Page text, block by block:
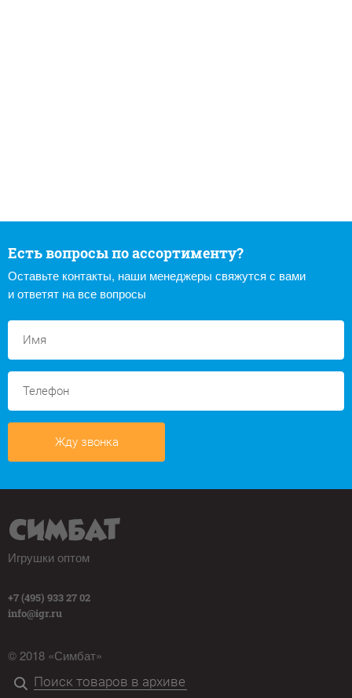
Есть вопросы по ассортименту?
Оставьте контакты, наши менеджеры свяжутся с вами
и ответят на все вопросы
Жду звонка
Игрушки оптом
+7 (495) 933 27 02
info@igr.ru
© 2018 «Симбат»